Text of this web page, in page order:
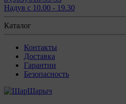
Надув с 10.00 - 19.30
Каталог
Контакты
Доставка
Гарантии
Безопасность